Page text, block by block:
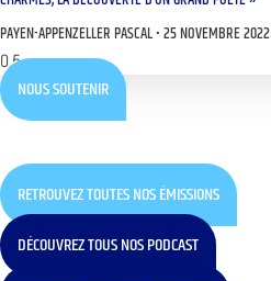
PAYEN-APPENZELLER PASCAL 25 NOVEMBRE 2022
NOUS SOUTENIR
RETROUVEZ TOUTES NOS ÉMISSIONS
DÉCOUVREZ TOUS NOS PODCAST